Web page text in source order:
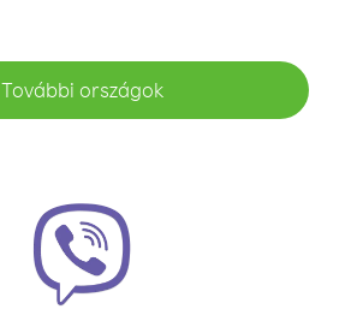
További országok